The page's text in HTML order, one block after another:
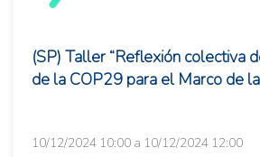
(SP) Taller “Reflexión colectiva
de la COP29 para el Marco de
10/12/2024 10:00 a 10/12/2024 12:00